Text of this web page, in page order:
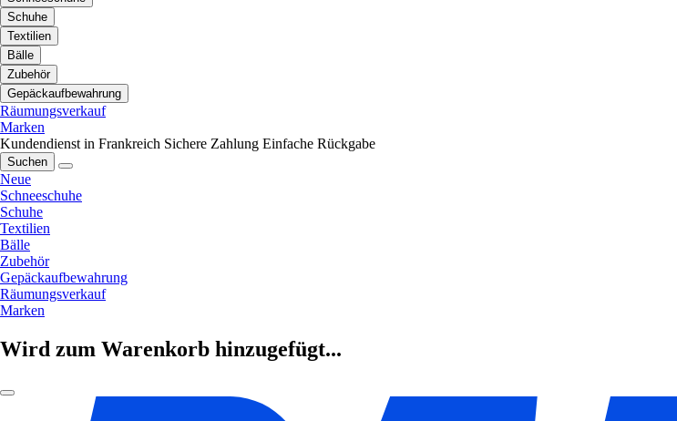
Schuhe
Textilien
Bälle
Zubehör
Gepäckaufbewahrung
Räumungsverkauf
Marken
Kundendienst in Frankreich Sichere Zahlung Einfache Rückgabe
Suchen
Neue
Schneeschuhe
Schuhe
Textilien
Bälle
Zubehör
Gepäckaufbewahrung
Räumungsverkauf
Marken
Wird zum Warenkorb hinzugefügt...